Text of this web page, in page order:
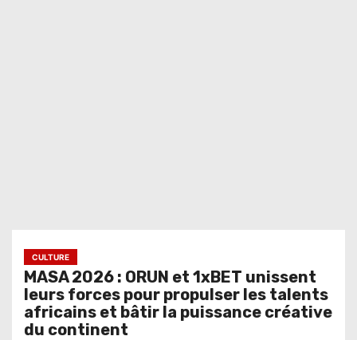
CULTURE
MASA 2026 : ORUN et 1xBET unissent
leurs forces pour propulser les talents
africains et bâtir la puissance créative
du continent